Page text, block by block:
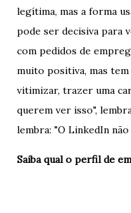
legítima, mas a forma
pode ser decisiva para
com pedidos de
muito positiva, mas
vitimizar, trazer uma
querem ver isso",
lembra: "O LinkedIn não
Saiba qual o perfil de